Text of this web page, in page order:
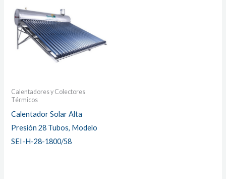
Calentadores y Colectores
Térmicos
Calentador Solar Alta
Presión 28 Tubos, Modelo
SEI-H-28-1800/58